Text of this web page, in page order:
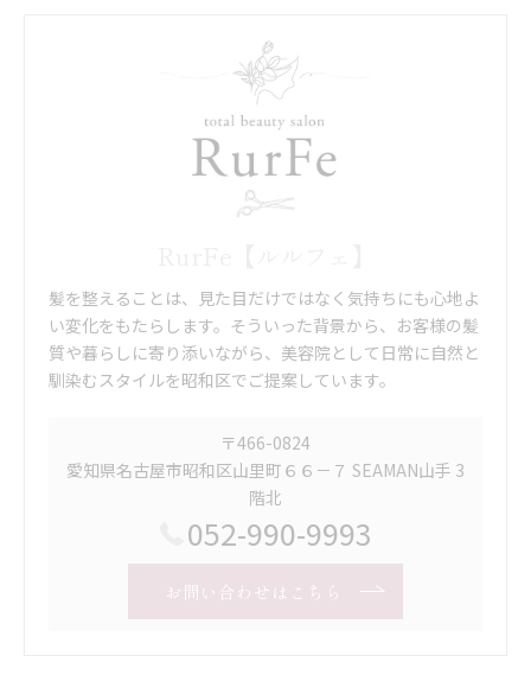
髪を整えることは、見た目だけではなく気持ちにも心地よ
い変化をもたらします。そういった背景から、お客様の髪
質や暮らしに寄り添いながら、美容院として日常に自然と
馴染むスタイルを昭和区でご提案しています。
〒466-0824
愛知県名古屋市昭和区山里町６６－７ SEAMAN山手 3
階北
052-990-9993
お問い合わせはこちら